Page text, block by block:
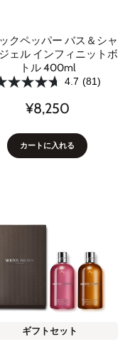
クペッパー バス＆シャ
ェル インフィニットボ
トル 400ml
4.7 (81)
¥8,250
カートに入れる
ギフトセット